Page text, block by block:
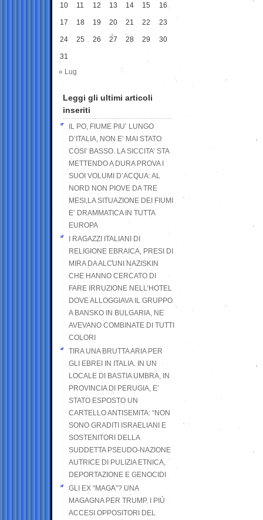
10 11 12 13 14 15 16
17 18 19 20 21 22 23
24 25 26 27 28 29 30
31
« Lug
Leggi gli ultimi articoli
inseriti
IL PO, FIUME PIU’ LUNGO
D’ITALIA, NON E’ MAI STATO
COSI’ BASSO. LA SICCITA’ STA
METTENDO A DURA PROVA I
SUOI VOLUMI D’ACQUA: AL
NORD NON PIOVE DA TRE
MESI,LA SITUAZIONE DEI FIUMI
E’ DRAMMATICA IN TUTTA
EUROPA
I RAGAZZI ITALIANI DI
RELIGIONE EBRAICA, PRESI DI
MIRA DA ALCUNI NAZISKIN
CHE HANNO CERCATO DI
FARE IRRUZIONE NELL’HOTEL
DOVE ALLOGGIAVA IL GRUPPO
A BANSKO IN BULGARIA, NE
AVEVANO COMBINATE DI TUTTI
COLORI
TIRA UNA BRUTTA ARIA PER
GLI EBREI IN ITALIA. IN UN
LOCALE DI BASTIA UMBRA, IN
PROVINCIA DI PERUGIA, E’
STATO ESPOSTO UN
CARTELLO ANTISEMITA: “NON
SONO GRADITI ISRAELIANI E
SOSTENITORI DELLA
SUDDETTA PSEUDO-NAZIONE
AUTRICE DI PULIZIA ETNICA,
DEPORTAZIONE E GENOCIDI
GLI EX “MAGA”? UNA
MAGAGNA PER TRUMP. I PIÙ
ACCESI OPPOSITORI DEL